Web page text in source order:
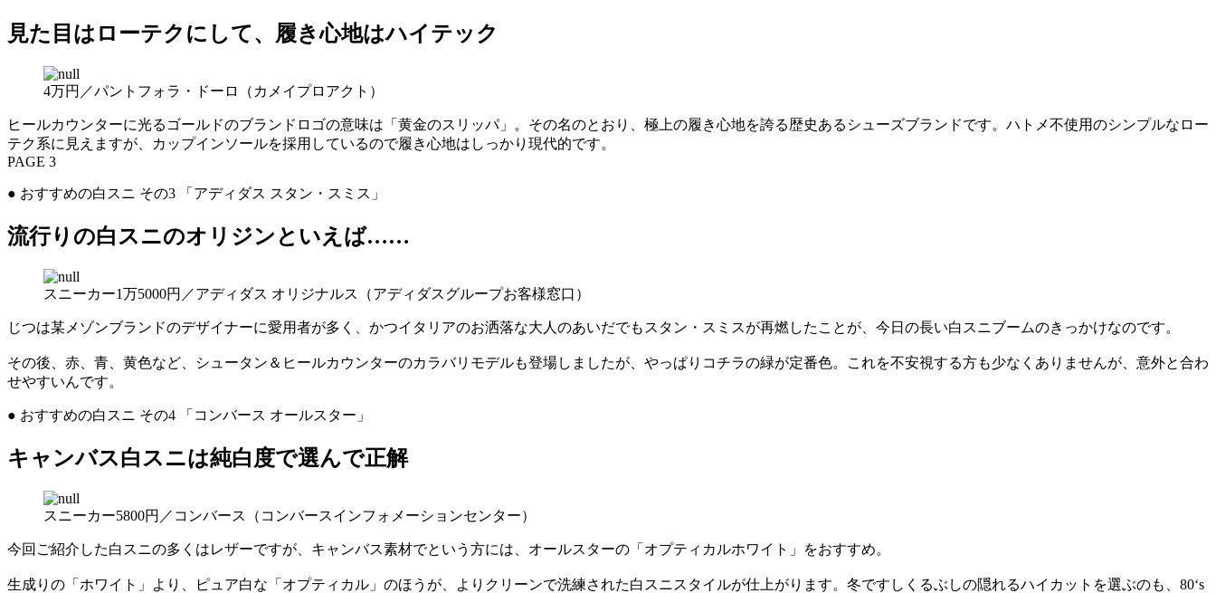
見た目はローテクにして、履き心地はハイテック
4万円／パントフォラ・ドーロ（カメイプロアクト）
ヒールカウンターに光るゴールドのブランドロゴの意味は「黄金のスリッパ」。その名のとおり、極上の履き心地を誇る歴史あるシューズブランドです。ハトメ不使用のシンプルなロー
テク系に見えますが、カップインソールを採用しているので履き心地はしっかり現代的です。
PAGE 3
● おすすめの白スニ その3 「アディダス スタン・スミス」
流行りの白スニのオリジンといえば……
スニーカー1万5000円／アディダス オリジナルス（アディダスグループお客様窓口）
じつは某メゾンブランドのデザイナーに愛用者が多く、かつイタリアのお洒落な大人のあいだでもスタン・スミスが再燃したことが、今日の長い白スニブームのきっかけなのです。
その後、赤、青、黄色など、シュータン＆ヒールカウンターのカラバリモデルも登場しましたが、やっぱりコチラの緑が定番色。これを不安視する方も少なくありませんが、意外と合わ
せやすいんです。
● おすすめの白スニ その4 「コンバース オールスター」
キャンバス白スニは純白度で選んで正解
スニーカー5800円／コンバース（コンバースインフォメーションセンター）
今回ご紹介した白スニの多くはレザーですが、キャンバス素材でという方には、オールスターの「オプティカルホワイト」をおすすめ。
生成りの「ホワイト」より、ピュア白な「オプティカル」のほうが、よりクリーンで洗練された白スニスタイルが仕上がります。冬ですしくるぶしの隠れるハイカットを選ぶのも、80‘s